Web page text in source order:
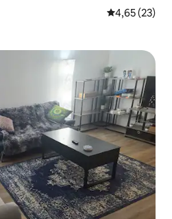
Середня
4,65 (23)